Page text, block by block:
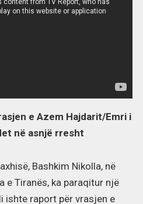
e Azem Hajdarit/Emri i
në asnjë rresht
Bashkim Nikolla, në
e Tiranës, ka paraqitur një
ishte raport për vrasjen e